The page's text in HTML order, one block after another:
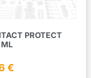
PROTECT
€